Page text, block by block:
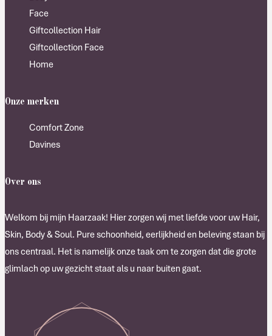
Face
Giftcollection Hair
Giftcollection Face
Home
Onze merken
Comfort Zone
Davines
Over ons
Welkom bij mijn Haarzaak! Hier zorgen wij met liefde voor uw Hair,
Skin, Body & Soul. Pure schoonheid, eerlijkheid en beleving staan bij
ons centraal. Het is namelijk onze taak om te zorgen dat die grote
glimlach op uw gezicht staat als u naar buiten gaat.